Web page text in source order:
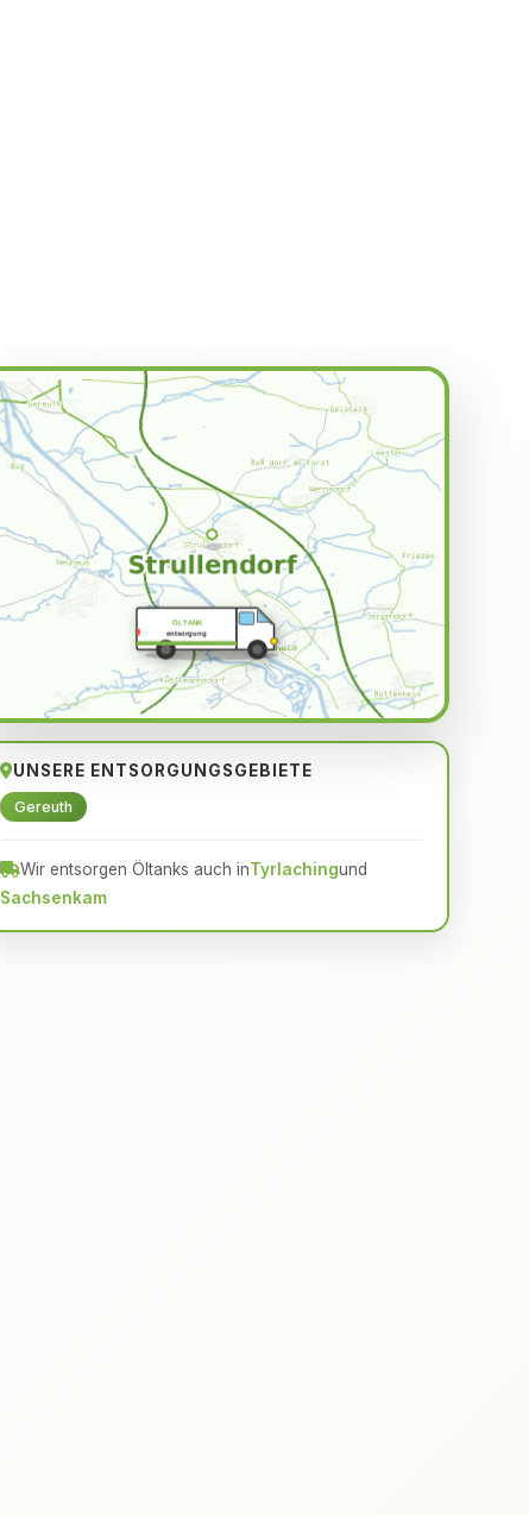
ÖLTANK
entsorgung
UNSERE ENTSORGUNGSGEBIETE
Gereuth
Wir entsorgen Öltanks auch inTyrlachingund
Sachsenkam